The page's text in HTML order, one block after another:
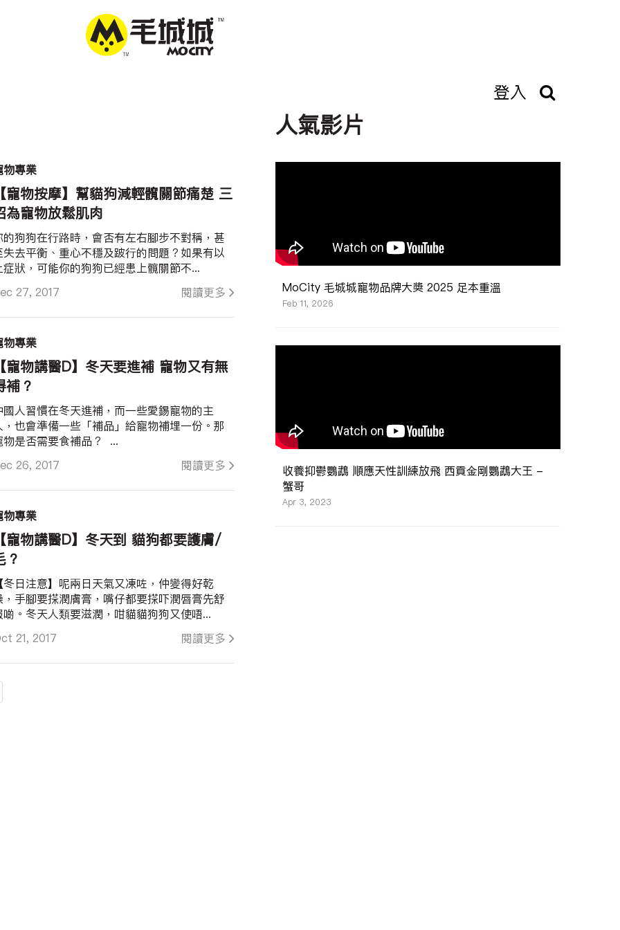
登入
物專業
寵物按摩】幫貓狗減輕髖關節痛楚 三
為寵物放鬆肌肉
27, 2017 閱讀更多
的狗狗在行路時，會否有左右腳步不對稱，甚
失去平衡、重心不穩及跛行的問題？如果有以
症狀，可能你的狗狗已經患上髖關節不...
物專業
寵物講醫D】冬天要進補 寵物又有無
補？
26, 2017 閱讀更多
國人習慣在冬天進補，而一些愛錫寵物的主
，也會準備一些「補品」給寵物補埋一份。那
寵物是否需要食補品？ ...
物專業
寵物講醫D】冬天到 貓狗都要護膚/
？
21, 2017 閱讀更多
冬日注意】呢兩日天氣又凍咗，仲變得好乾
，手腳要搽潤膚膏，嘴仔都要搽吓潤唇膏先舒
啲。冬天人類要滋潤，咁貓貓狗狗又使唔...
人氣影片
MoCity 毛城城寵物品牌大奬 2025 足本重溫
Feb 11, 2026
收養抑鬱鸚鵡 順應天性訓練放飛 西貢金剛鸚鵡大王 -
蟹哥
Apr 3, 2023